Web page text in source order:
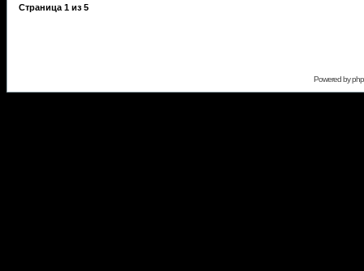
Страница 1 из 5
Powered by